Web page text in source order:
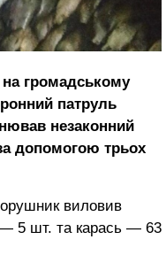
на громадському
патруль
незаконний
допомогою трьох
виловив
5 шт. та карась — 63